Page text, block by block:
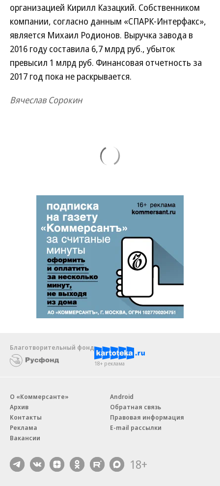
организацией Кирилл Казацкий. Собственником
компании, согласно данным «СПАРК-Интерфакс»,
является Михаил Родионов. Выручка завода в
2016 году составила 6,7 млрд руб., убыток
превысил 1 млрд руб. Финансовая отчетность за
2017 год пока не раскрывается.
Вячеслав Сорокин
Благотворительный фонд
18+ реклама
О «Коммерсанте»
Архив
Контакты
Реклама
Вакансии
Android
Обратная связь
Правовая информация
E-mail рассылки
18+